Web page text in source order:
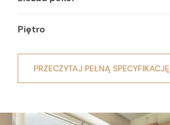
Piętro
PRZECZYTAJ PEŁNĄ SPECYFIKACJĘ